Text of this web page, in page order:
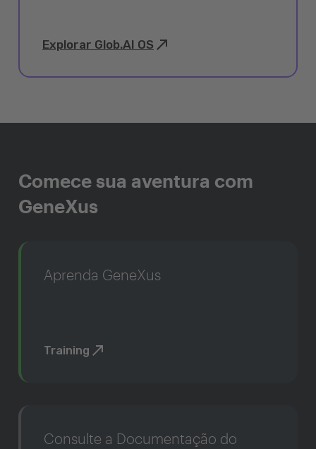
Explorar Glob.AI OS
Comece sua aventura com
GeneXus
Aprenda GeneXus
Training
Consulte a Documentação do